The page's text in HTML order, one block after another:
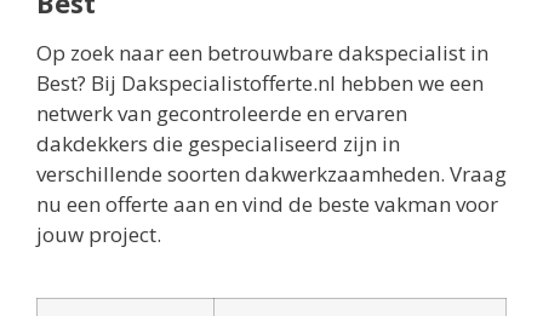
Op zoek naar een betrouwbare dakspecialist in
Best? Bij Dakspecialistofferte.nl hebben we een
netwerk van gecontroleerde en ervaren
dakdekkers die gespecialiseerd zijn in
verschillende soorten dakwerkzaamheden. Vraag
nu een offerte aan en vind de beste vakman voor
jouw project.